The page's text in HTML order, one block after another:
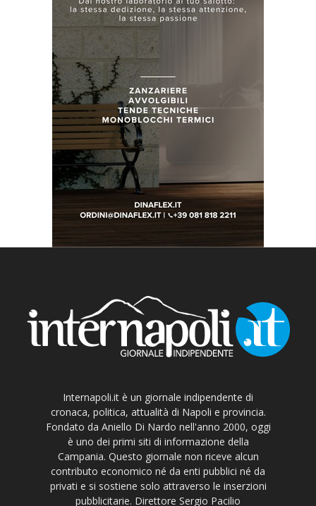
Internapoli.it è un giornale indipendente di
cronaca, politica, attualità di Napoli e provincia.
Fondato da Aniello Di Nardo nell'anno 2000, oggi
è uno dei primi siti di informazione della
Campania. Questo giornale non riceve alcun
contributo economico né da enti pubblici né da
privati e si sostiene solo attraverso le inserzioni
pubblicitarie. Direttore Sergio Pacilio